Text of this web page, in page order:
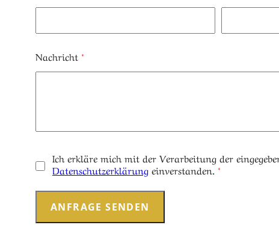
Nachricht *
Ich erkläre mich mit der Verarbeitung der
Datenschutzerklärungeinverstanden. *